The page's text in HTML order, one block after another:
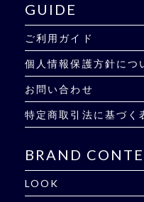
GUIDE
ご利用ガイド
個人情報保護方針につ
お問い合わせ
特定商取引法に基づく
BRAND
LOOK